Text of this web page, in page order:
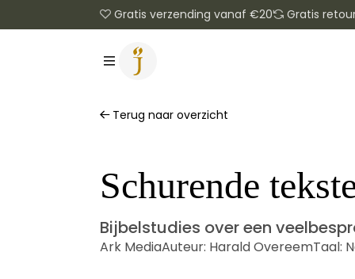
Gratis verzending vanaf €20 Gratis
Terug naar overzicht
Schurende
Bijbelstudies over een
Ark MediaAuteur: Harald OvereemTaal: